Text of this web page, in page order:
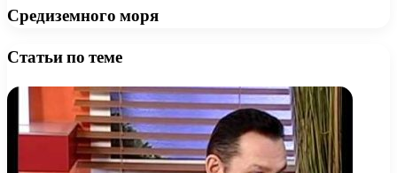
Средиземного моря
Статьи по теме